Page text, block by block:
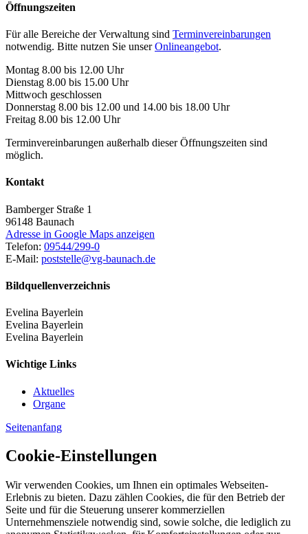
Öffnungszeiten
Für alle Bereiche der Verwaltung sind Terminvereinbarungen
notwendig. Bitte nutzen Sie unserOnlineangebot.
Montag 8.00 bis 12.00 Uhr
Dienstag 8.00 bis 15.00 Uhr
Mittwoch geschlossen
Donnerstag 8.00 bis 12.00 und 14.00 bis 18.00 Uhr
Freitag 8.00 bis 12.00 Uhr
Terminvereinbarungen außerhalb dieser Öffnungszeiten sind
möglich.
Kontakt
Bamberger Straße 1
96148 Baunach
Adresse in Google Maps anzeigen
Telefon: 09544/299-0
E-Mail: poststelle@vg-baunach.de
Bildquellenverzeichnis
Evelina Bayerlein
Evelina Bayerlein
Evelina Bayerlein
Wichtige Links
Aktuelles
Organe
Seitenanfang
Cookie-Einstellungen
Wir verwenden Cookies, um Ihnen ein optimales Webseiten-
Erlebnis zu bieten. Dazu zählen Cookies, die für den Betrieb der
Seite und für die Steuerung unserer kommerziellen
Unternehmensziele notwendig sind, sowie solche, die lediglich zu